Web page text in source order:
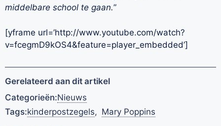
middelbare school te gaan.”
[yframe url=’http://www.youtube.com/watch?
v=fcegmD9kOS4&feature=player_embedded’]
Gerelateerd aan dit artikel
Categorieën:Nieuws
Tags:kinderpostzegels, Mary Poppins